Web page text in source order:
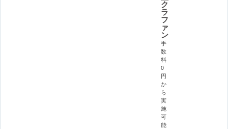
ク
ラ
フ
ァ
ン
手
数
料
0
円
か
ら
実
施
可
能